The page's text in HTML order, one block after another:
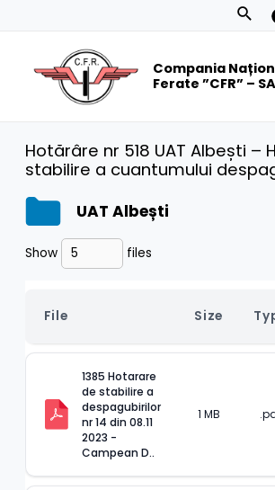
Compania
Ferate ”CFR” – SA
Hotărâre nr 518 UAT Albești –
stabilire a cuantumului
UAT Albești
Show files
File Size
1385 Hotarare
de stabilire a
despagubirilor
nr 14 din 08.11
2023 -
Campean D..
1 MB